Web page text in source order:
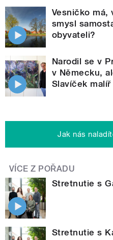
Vesničko má,
smysl
obyvateli?
Narodil se v
v Německu,
Slavíček
Jak nás
VÍCE Z POŘADU
Stretnutie s
Stretnutie s